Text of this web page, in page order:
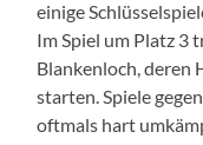
einige
Im Spiel um Platz 3
Blankenloch, deren
starten. Spiele
oftmals hart